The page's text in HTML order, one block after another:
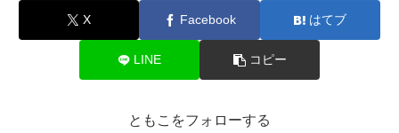
X Facebook はてブ
LINE コピー
ともこをフォローする